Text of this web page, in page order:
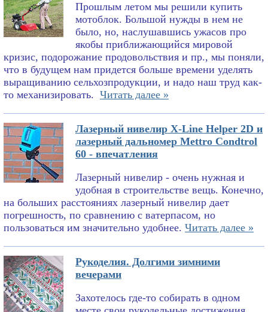
Прошлым летом мы решили купить
мотоблок. Большой нужды в нем не
было, но, наслушавшись ужасов про
якобы приближающийся мировой
кризис, подорожание продовольствия и пр., мы поняли,
что в будущем нам придется больше времени уделять
выращиванию сельхозпродукции, и надо наш труд как-
то механизировать. Читать далее »
Лазерный нивелир X-Line Helper 2D и
лазерный дальномер Mettro Condtrol
60 - впечатления
Лазерный нивелир - очень нужная и
удобная в строительстве вещь. Конечно,
на больших расстояниях лазерный нивелир дает
погрешность, по сравнению с ватерпасом, но
пользоваться им значительно удобнее. Читать далее »
Рукоделия. Долгими зимними
вечерами
Захотелось где-то собирать в одном